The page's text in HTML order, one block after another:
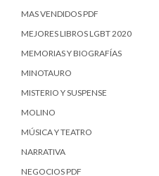
MAS VENDIDOS PDF
MEJORES LIBROS LGBT 2020
MEMORIAS Y BIOGRAFÍAS
MINOTAURO
MISTERIO Y SUSPENSE
MOLINO
MÚSICA Y TEATRO
NARRATIVA
NEGOCIOS PDF